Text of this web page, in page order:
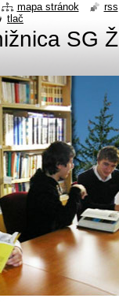
SG
mapa stránok
rss
tlač